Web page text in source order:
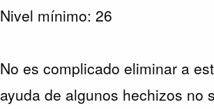
Nivel mínimo: 26
No es complicado eliminar a
ayuda de algunos hechizos no